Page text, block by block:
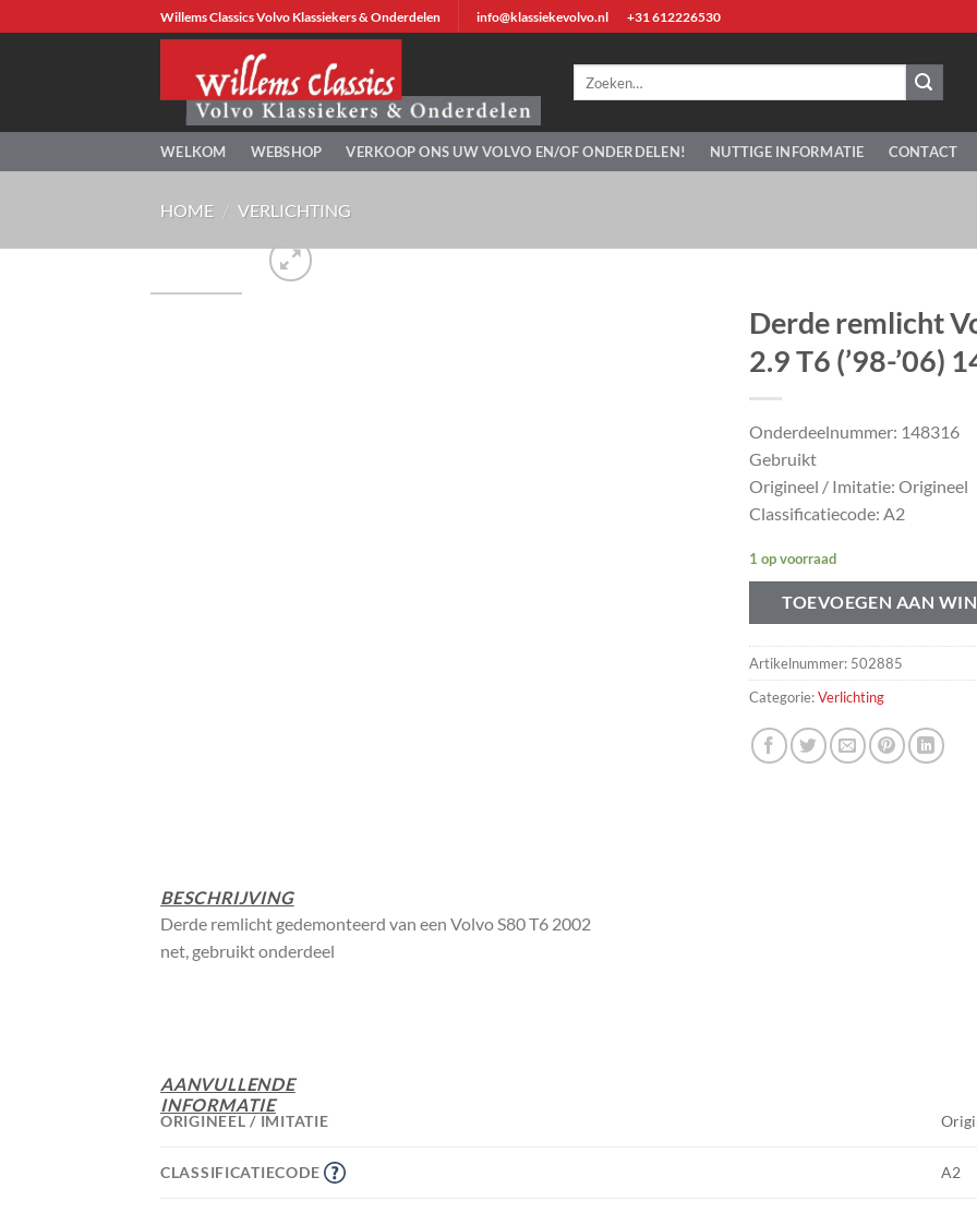
naar
Willems Classics Volvo Klassiekers & Onderdelen info@klassiekevolvo.nl +31 612226530
WELKOM WEBSHOP VERKOOP ONS UW VOLVO EN/OF ONDERDELEN! NUTTIGE INFORMATIE CONTACT
HOME / VERLICHTING
Derde remlicht
2.9 T6 (’98-’06)
Onderdeelnummer: 148316
Gebruikt
Origineel / Imitatie: Origineel
Classificatiecode: A2
1 op voorraad
TOEVOEGEN AAN
Artikelnummer: 502885
Categorie:Verlichting
BESCHRIJVING
Derde remlicht gedemonteerd van een Volvo S80 T6 2002
net, gebruikt onderdeel
AANVULLENDE
INFORMATIE
ORIGINEEL / IMITATIE
CLASSIFICATIECODE A2